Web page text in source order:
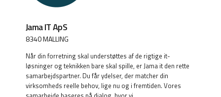
Jama IT ApS
8340 MALLING
Når din forretning skal understøttes af de rigtige it-
løsninger og teknikken bare skal spille, er Jama it den rette
samarbejdspartner. Du får ydelser, der matcher din
virksomheds reelle behov, lige nu og i fremtiden. Vores